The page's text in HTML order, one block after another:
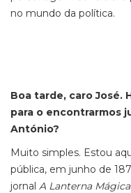
no mundo da política.
Boa tarde, caro José.
para o encontrarmos
António?
Muito simples. Estou
pública, em junho de
jornal A Lanterna Mágica